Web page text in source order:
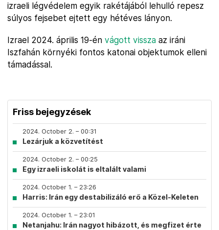
izraeli légvédelem egyik rakétájából lehulló repesz
súlyos fejsebet ejtett egy hétéves lányon.
Izrael 2024. április 19-én vágott vissza az iráni
Iszfahán környéki fontos katonai objektumok elleni
támadással.
Friss bejegyzések
2024. October 2. – 00:31
Lezárjuk a közvetítést
2024. October 2. – 00:25
Egy izraeli iskolát is eltalált valami
2024. October 1. – 23:26
Harris: Irán egy destabilizáló erő a Közel-Keleten
2024. October 1. – 23:01
Netanjahu: Irán nagyot hibázott, és megfizet érte